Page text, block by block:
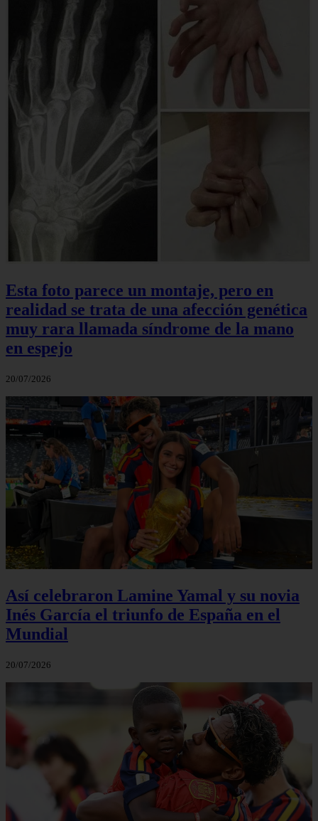
Esta foto parece un montaje, pero en
realidad se trata de una afección genética
muy rara llamada síndrome de la mano
en espejo
20/07/2026
Así celebraron Lamine Yamal y su novia
Inés García el triunfo de España en el
Mundial
20/07/2026